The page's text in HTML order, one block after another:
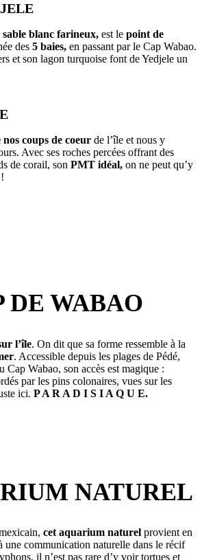
sable blanc farineux, est le point de
des 5 baies, en passant par le Cap Wabao.
et son lagon turquoise font de Yedjele un
nos coups de coeur de l’île et nous y
Avec ses roches percées offrant des
de corail, son PMT idéal, on ne peut qu’y
DE WABAO
l’île. On dit que sa forme ressemble à la
. Accessible depuis les plages de Pédé,
Cap Wabao, son accès est magique :
par les pins colonaires, vues sur les
ici. P A R A D I S I A Q U E.
NATUREL
cet aquarium naturelprovient en
une communication naturelle dans le récif
il n’est pas rare d’y voir tortues et